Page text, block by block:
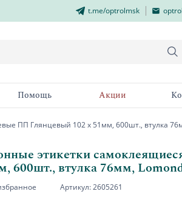
t.me/optrolmsk
Помощь Акции
ПП Глянцевый 102 х 51мм, 600шт., втулка
этикетки
600шт., втулка 76мм,
Артикул:2605261